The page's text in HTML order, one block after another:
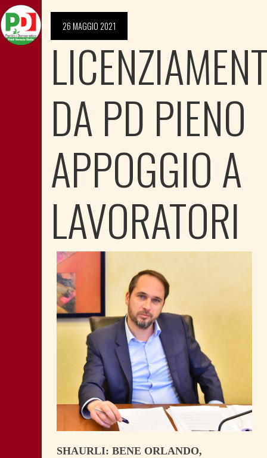
26 MAGGIO 2021
DA PD PIENO
APPOGGIO A
LAVORATORI
SHAURLI: BENE ORLANDO,